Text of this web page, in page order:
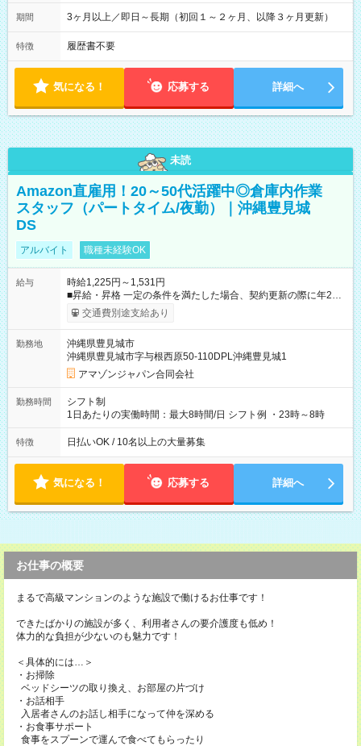
期間 3ヶ月以上／即日～長期（初回１～２ヶ月、以降３ヶ月更新）
特徴 履歴書不要
気になる！ 応募する 詳細へ
未読
Amazon直雇用！20～50代活躍中◎倉庫内作業
スタッフ（パートタイム/夜勤）｜沖縄豊見城
DS
アルバイト 職種未経験OK
給与
時給1,225円～1,531円
■昇給・昇格 一定の条件を満たした場合、契約更新の際に年2回
まで昇給の機会があります。 ■正社員登用制度あり ※月末締/翌
月25日支払い ※時間外手当、別途支給 ※深夜割増賃金 (22:00～
☆Amazon直雇用で安定して働けます！ 【試用期間】試用期間
あり 試用期間の長さ：1週間 雇用形態、給与は本採用時と同じ
です。
交通費別途支給あり
勤務地
沖縄県豊見城市
沖縄県豊見城市字与根西原50-110DPL沖縄豊見城1
アマゾンジャパン合同会社
勤務時間
シフト制
1日あたりの実働時間：最大8時間/日 シフト例 ・23時～8時
特徴 日払いOK / 10名以上の大量募集
気になる！ 応募する 詳細へ
お仕事の概要
まるで高級マンションのような施設で働けるお仕事です！
できたばかりの施設が多く、利用者さんの要介護度も低め！
体力的な負担が少ないのも魅力です！
＜具体的には…＞
・お掃除
ベッドシーツの取り換え、お部屋の片づけ
・お話相手
入居者さんのお話し相手になって仲を深める
・お食事サポート
食事をスプーンで運んで食べてもらったり